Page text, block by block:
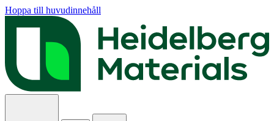
Hoppa till huvudinnehåll